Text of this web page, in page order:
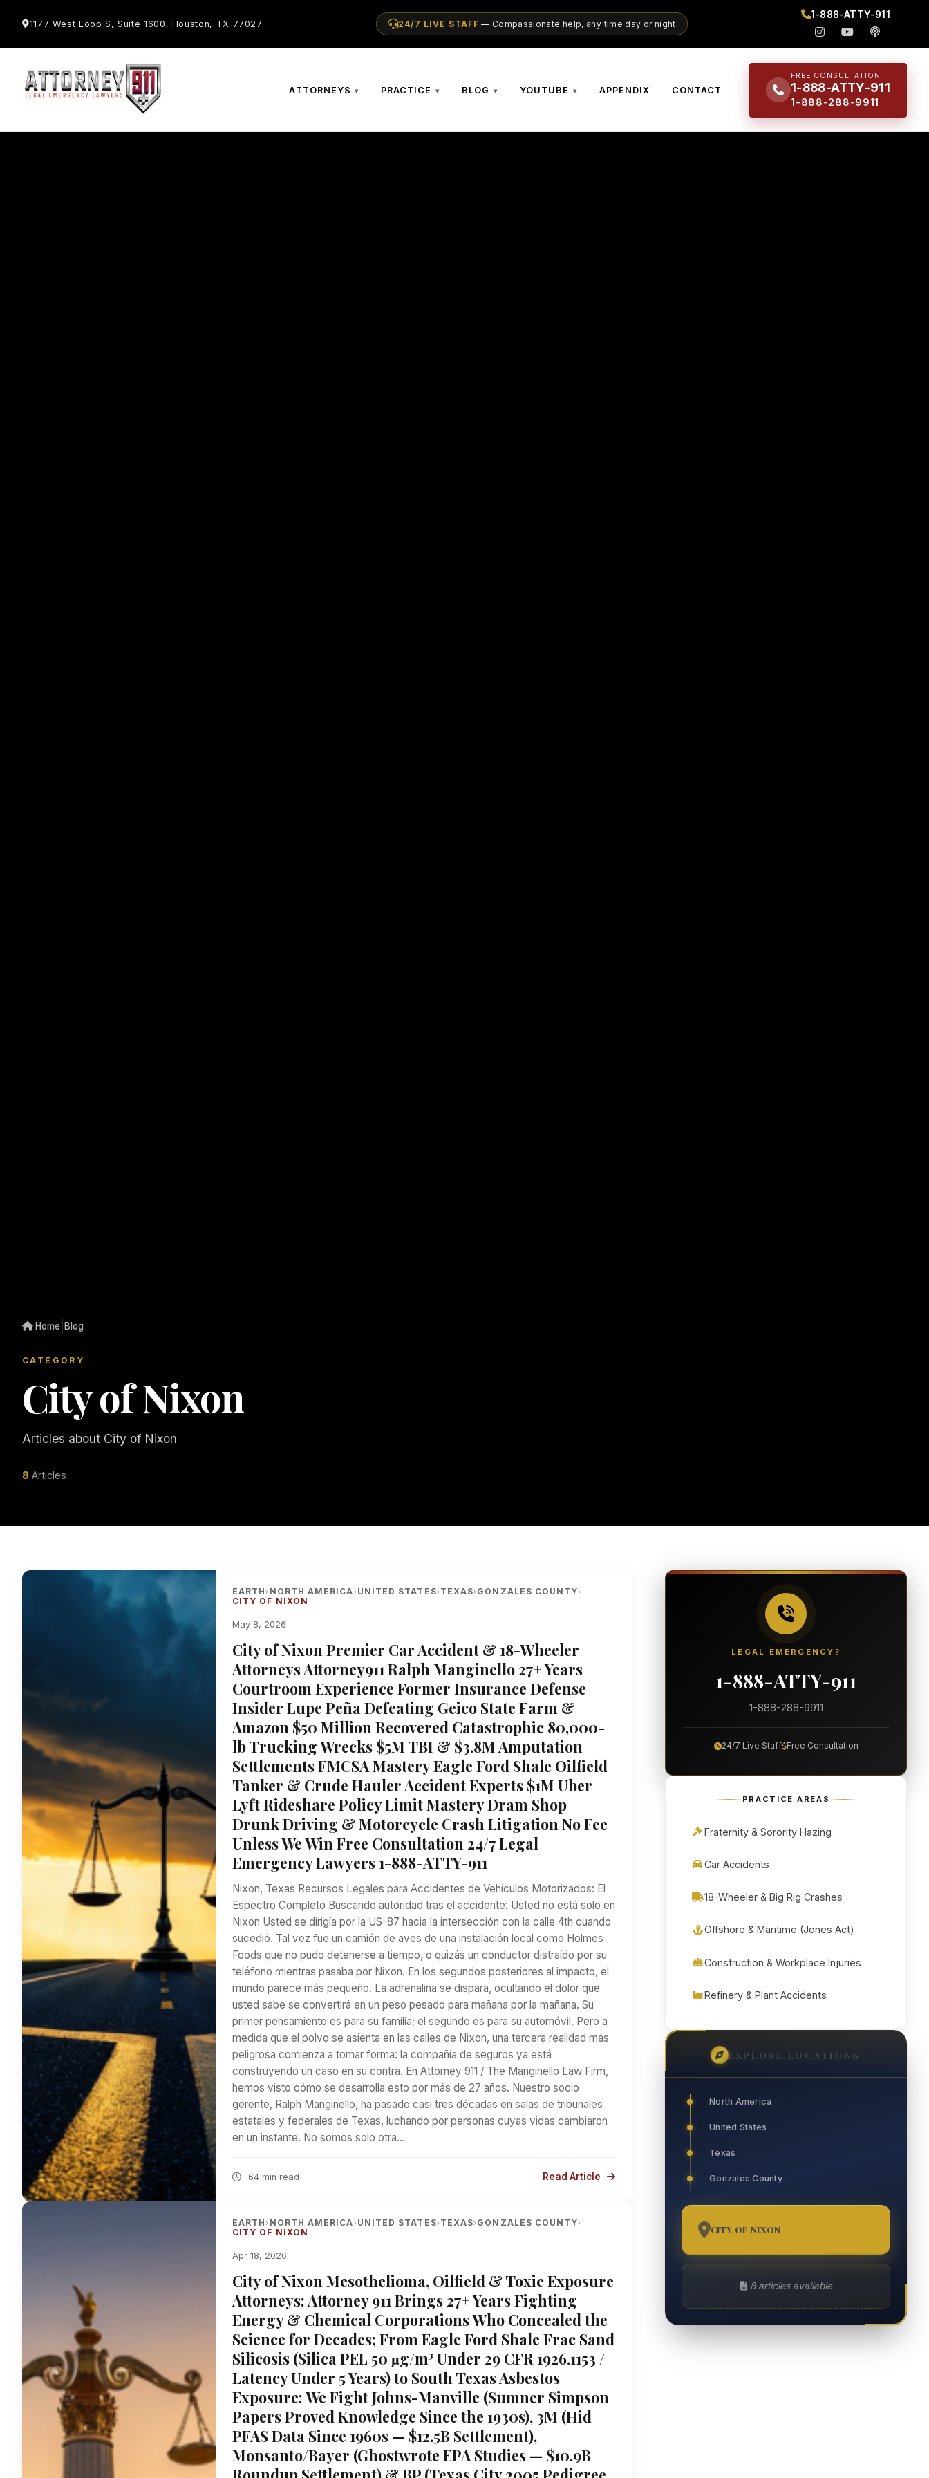
1177 West Loop S, Suite 1600, Houston, TX 77027 24/7 LIVE STAFF — Compassionate help, any time day or night
1-888-ATTY-911
ATTORNEYS PRACTICE BLOG YOUTUBE APPENDIX CONTACT
FREE CONSULTATION
1-888-ATTY-911
1-888-288-9911
Home Blog
CATEGORY
City of Nixon
Articles about City of Nixon
8 Articles
EARTH› NORTH AMERICA› UNITED STATES› TEXAS› GONZALES COUNTY›
CITY OF NIXON
May 8, 2026
City of Nixon Premier Car Accident & 18-Wheeler
Attorneys Attorney911 Ralph Manginello 27+ Years
Courtroom Experience Former Insurance Defense
Insider Lupe Peña Defeating Geico State Farm &
Amazon $50 Million Recovered Catastrophic 80,000-
lb Trucking Wrecks $5M TBI & $3.8M Amputation
Settlements FMCSA Mastery Eagle Ford Shale Oilfield
Tanker & Crude Hauler Accident Experts $1M Uber
Lyft Rideshare Policy Limit Mastery Dram Shop
Drunk Driving & Motorcycle Crash Litigation No Fee
Unless We Win Free Consultation 24/7 Legal
Emergency Lawyers 1-888-ATTY-911
Nixon, Texas Recursos Legales para Accidentes de Vehículos Motorizados: El
Espectro Completo Buscando autoridad tras el accidente: Usted no está solo en
Nixon Usted se dirigía por la US-87 hacia la intersección con la calle 4th cuando
sucedió. Tal vez fue un camión de aves de una instalación local como Holmes
Foods que no pudo detenerse a tiempo, o quizás un conductor distraído por su
teléfono mientras pasaba por Nixon. En los segundos posteriores al impacto, el
mundo parece más pequeño. La adrenalina se dispara, ocultando el dolor que
usted sabe se convertirá en un peso pesado para mañana por la mañana. Su
primer pensamiento es para su familia; el segundo es para su automóvil. Pero a
medida que el polvo se asienta en las calles de Nixon, una tercera realidad más
peligrosa comienza a tomar forma: la compañía de seguros ya está
construyendo un caso en su contra. En Attorney 911 / The Manginello Law Firm,
hemos visto cómo se desarrolla esto por más de 27 años. Nuestro socio
gerente, Ralph Manginello, ha pasado casi tres décadas en salas de tribunales
estatales y federales de Texas, luchando por personas cuyas vidas cambiaron
en un instante. No somos solo otra…
64 min read Read Article
EARTH› NORTH AMERICA› UNITED STATES› TEXAS› GONZALES COUNTY›
CITY OF NIXON
Apr 18, 2026
City of Nixon Mesothelioma, Oilfield & Toxic Exposure
Attorneys: Attorney 911 Brings 27+ Years Fighting
Energy & Chemical Corporations Who Concealed the
Science for Decades; From Eagle Ford Shale Frac Sand
Silicosis (Silica PEL 50 µg/m³ Under 29 CFR 1926.1153 /
Latency Under 5 Years) to South Texas Asbestos
Exposure; We Fight Johns-Manville (Sumner Simpson
Papers Proved Knowledge Since the 1930s), 3M (Hid
PFAS Data Since 1960s — $12.5B Settlement),
Monsanto/Bayer (Ghostwrote EPA Studies — $10.9B
LEGAL EMERGENCY?
1-888-ATTY-911
1-888-288-9911
24/7 Live Staff Free Consultation
PRACTICE AREAS
Fraternity & Sorority Hazing
Car Accidents
18-Wheeler & Big Rig Crashes
Offshore & Maritime (Jones Act)
Construction & Workplace Injuries
Refinery & Plant Accidents
EXPLORE LOCATIONS
North America
United States
Texas
Gonzales County
CITY OF NIXON
8 articles available